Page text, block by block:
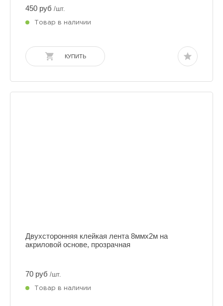
450 руб /шт.
Товар в наличии
КУПИТЬ
Двухсторонняя клейкая лента 8ммх2м на
акриловой основе, прозрачная
70 руб /шт.
Товар в наличии